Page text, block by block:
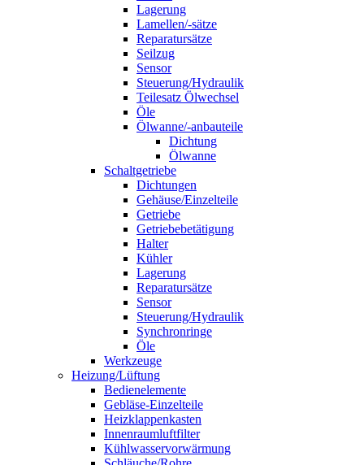
Lagerung
Lamellen/-sätze
Reparatursätze
Seilzug
Sensor
Steuerung/Hydraulik
Teilesatz Ölwechsel
Öle
Ölwanne/-anbauteile
Dichtung
Ölwanne
Schaltgetriebe
Dichtungen
Gehäuse/Einzelteile
Getriebe
Getriebebetätigung
Halter
Kühler
Lagerung
Reparatursätze
Sensor
Steuerung/Hydraulik
Synchronringe
Öle
Werkzeuge
Heizung/Lüftung
Bedienelemente
Gebläse-Einzelteile
Heizklappenkasten
Innenraumluftfilter
Kühlwasservorwärmung